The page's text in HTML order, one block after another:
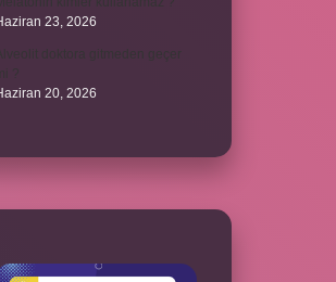
23, 2026
20, 2026